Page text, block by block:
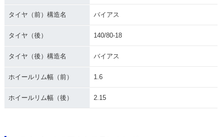
タイヤ（前）構造名 バイアス
タイヤ（後） 140/80-18
タイヤ（後）構造名 バイアス
ホイールリム幅（前） 1.6
ホイールリム幅（後） 2.15